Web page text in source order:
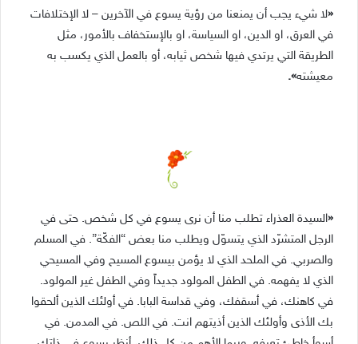
«لا شيء يجب أن يمنعنا من رؤية يسوع في الآخرين – لا الإختلافات
في العرق، او الدين، او السياسة، او بالإستخفاف بالأمور، مثل
الطريقة التي يرتدي فيها شخص ثيابه، أو بالعمل الذي يكسب به
معيشته».
«السيدة العذراء تطلب منا أن نرى يسوع في كل شخص. حتى في
الرجل المتشرّد الذي يتسوّل ويطلب منا بعض “الفكّة”. في المسلم
والصربي. في الملحد الذي لا يؤمن بيسوع المسيح وفي المسيحي
الذي لا يفهمه. في الطفل المولود جديداً وفي الطفل غير المولود.
في كاهنك، في أسقفك، وفي قداسة البابا. في أولئك الذين ألحقوا
بك الأذى وأولئك الذين أذيتهم انت. في اللص. في المدمن. في